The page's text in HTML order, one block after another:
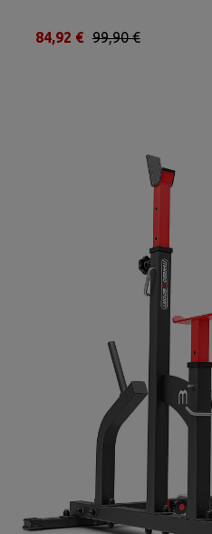
99,90 €
84,92 €